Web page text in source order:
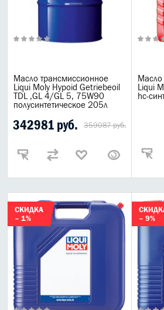
Масло трансмиссионное
Liqui Moly Hypoid Getriebeoil
TDL ,GL 4/GL 5, 75W90
полусинтетическое 205л
342981 руб. 359087 руб.
Масло
Liqui
hc-
СКИДКА
– 1%
– 9%